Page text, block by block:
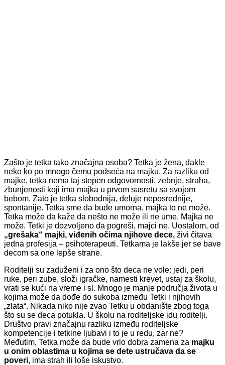
Zašto je tetka tako značajna osoba? Tetka je žena, dakle
neko ko po mnogo čemu podseća na majku. Za razliku od
majke, tetka nema taj stepen odgovornosti, zebnje, straha,
zbunjenosti koji ima majka u prvom susretu sa svojom
bebom. Zato je tetka slobodnija, deluje neposrednije,
spontanije. Tetka sme da bude umorna, majka to ne može.
Tetka može da kaže da nešto ne može ili ne ume. Majka ne
može. Tetki je dozvoljeno da pogreši, majci ne. Uostalom, od
„grešaka“ majki, viđenih očima njihove dece, živi čitava
jedna profesija – psihoterapeuti. Tetkama je lakše jer se bave
decom sa one lepše strane.
Roditelji su zaduženi i za ono što deca ne vole: jedi, peri
ruke, peri zube, složi igračke, namesti krevet, ustaj za školu,
vrati se kući na vreme i sl. Mnogo je manje područja života u
kojima može da dođe do sukoba između Tetki i njihovih
„zlata“. Nikada niko nije zvao Tetku u obdanište zbog toga
što su se deca potukla. U školu na roditeljske idu roditelji.
Društvo pravi značajnu razliku između roditeljske
kompetencije i tetkine ljubavi i to je u redu, zar ne?
Međutim, Tetka može da bude vrlo dobra zamena za majku
u onim oblastima u kojima se dete ustručava da se
poveri, ima strah ili loše iskustvo.